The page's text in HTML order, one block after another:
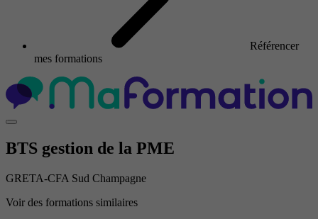
Référencer
mes formations
BTS gestion de la PME
GRETA-CFA Sud Champagne
Voir des formations similaires